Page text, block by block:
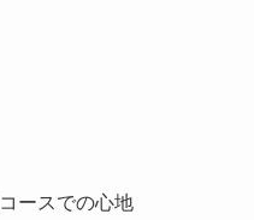
ースでの心地